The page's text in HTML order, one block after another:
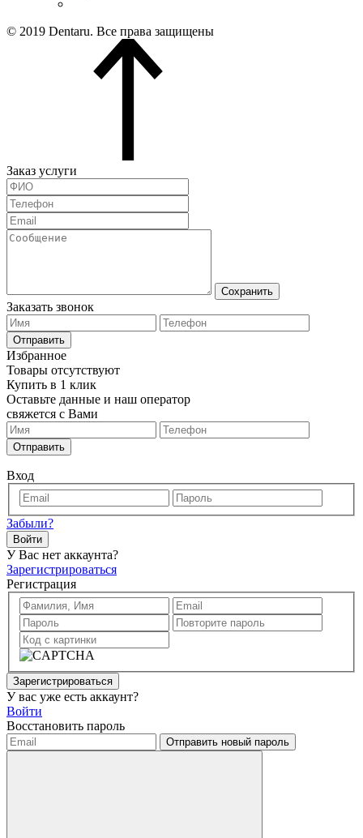
© 2019 Dentaru. Все права защищены
Заказ услуги
Сохранить
Заказать звонок
Отправить
Избранное
Товары отсутствуют
Купить в 1 клик
Оставьте данные и наш оператор
свяжется с Вами
Отправить
Вход
Забыли?
Войти
У Вас нет аккаунта?
Зарегистрироваться
Регистрация
Зарегистрироваться
У вас уже есть аккаунт?
Войти
Восстановить пароль
Отправить новый пароль